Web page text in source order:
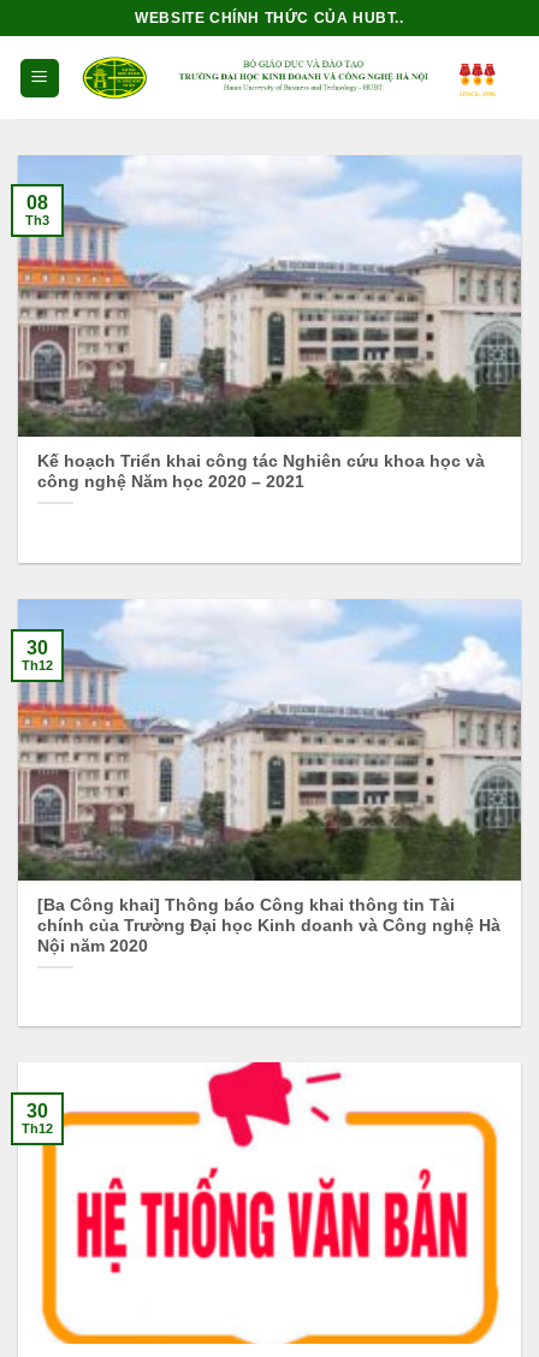
dung
WEBSITE CHÍNH THỨC CỦA HUBT..
Kế hoạch Triển khai công tác Nghiên cứu khoa học và
công nghệ Năm học 2020 – 2021
08
Th3
[Ba Công khai] Thông báo Công khai thông tin Tài
chính của Trường Đại học Kinh doanh và Công nghệ Hà
Nội năm 2020
30
Th12
30
Th12